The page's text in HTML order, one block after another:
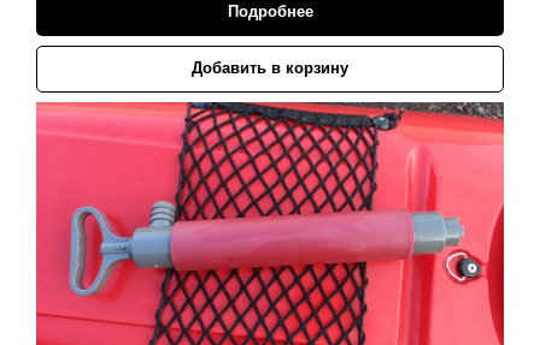
Подробнее
Добавить в корзину